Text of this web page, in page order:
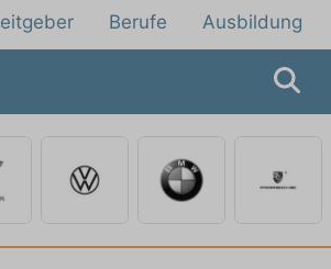
Berufe Ausbildung